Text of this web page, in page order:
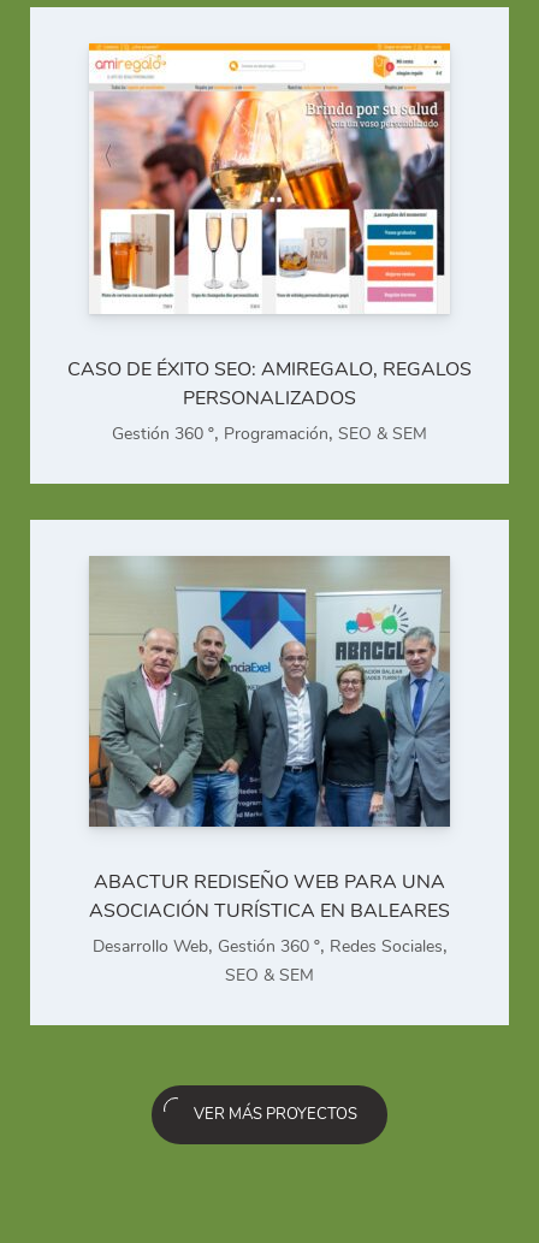
CASO DE ÉXITO SEO: AMIREGALO, REGALOS
PERSONALIZADOS
Gestión 360 º, Programación, SEO & SEM
ABACTUR REDISEÑO WEB PARA UNA
ASOCIACIÓN TURÍSTICA EN BALEARES
Desarrollo Web, Gestión 360 º, Redes Sociales,
SEO & SEM
VER MÁS PROYECTOS